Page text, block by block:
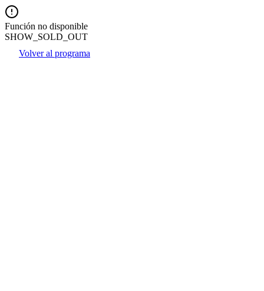
Función no disponible
SHOW_SOLD_OUT
Volver al programa